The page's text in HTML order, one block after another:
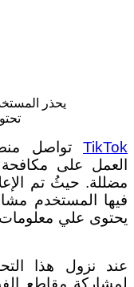
تواصل منصة الفيديوهات القصيرة الشهيرةTikTok
العمل على
مضللة. حيثُ تم
فيها المستخدم
يحتوى علي معلومات
عند نزول هذا
لمشاركة مقاطع